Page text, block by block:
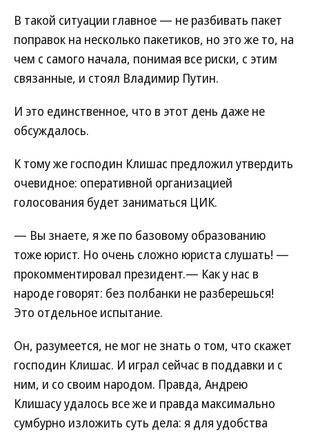
В такой ситуации главное — не разбивать пакет
поправок на несколько пакетиков, но это же то, на
чем с самого начала, понимая все риски, с этим
связанные, и стоял Владимир Путин.
И это единственное, что в этот день даже не
обсуждалось.
К тому же господин Клишас предложил утвердить
очевидное: оперативной организацией
голосования будет заниматься ЦИК.
— Вы знаете, я же по базовому образованию
тоже юрист. Но очень сложно юриста слушать! —
прокомментировал президент.— Как у нас в
народе говорят: без полбанки не разберешься!
Это отдельное испытание.
Он, разумеется, не мог не знать о том, что скажет
господин Клишас. И играл сейчас в поддавки и с
ним, и со своим народом. Правда, Андрею
Клишасу удалось все же и правда максимально
сумбурно изложить суть дела: я для удобства